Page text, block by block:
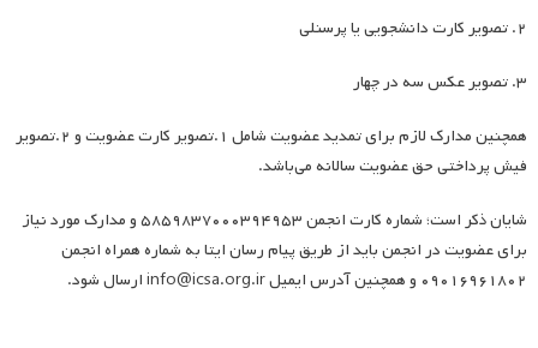
۲. تصویر کارت دانشجویی یا پرسنلی
۳. تصویر عکس سه در چهار
همچنین مدارک لازم برای تمدید عضویت شامل ۱.تصویر کارت عضویت و ۲.تصویر
فیش پرداختی حق عضویت سالانه می‌باشد.
شایان ذکر است؛ شماره کارت انجمن ۵۸۵۹۸۳۷۰۰۰۳۹۴۹۵۳ و مدارک مورد نیاز
برای عضویت در انجمن باید از طریق پیام رسان ایتا به شماره همراه انجمن
۰۹۰۱۶۹۶۱۸۰۲ و همچنین آدرس ایمیل info@icsa.org.ir ارسال شود.